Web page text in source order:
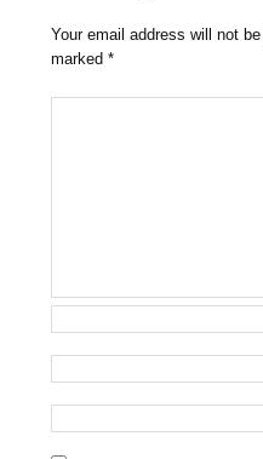
Your email address will not
marked*